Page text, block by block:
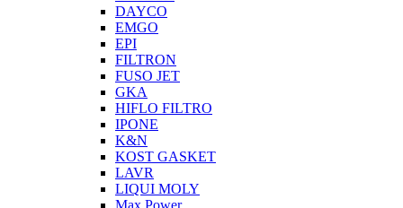
DAYCO
EMGO
EPI
FILTRON
FUSO JET
GKA
HIFLO FILTRO
IPONE
K&N
KOST GASKET
LAVR
LIQUI MOLY
Max Power